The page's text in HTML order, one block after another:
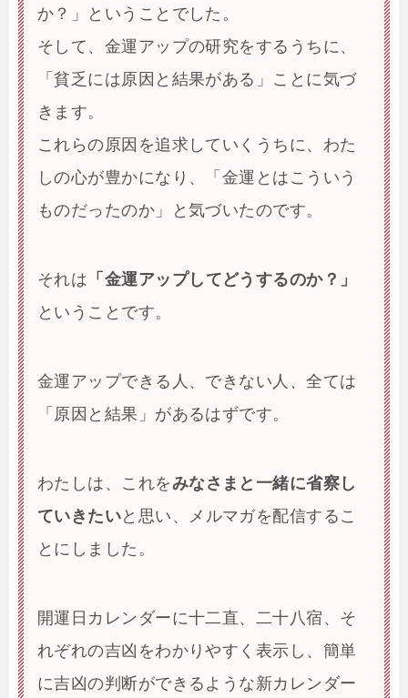
か？」ということでした。
そして、金運アップの研究をするうちに、
「貧乏には原因と結果がある」ことに気づ
きます。
これらの原因を追求していくうちに、わた
しの心が豊かになり、「金運とはこういう
ものだったのか」と気づいたのです。
それは 「金運アップしてどうするのか？」
ということです。
金運アップできる人、できない人、全ては
「原因と結果」があるはずです。
わたしは、これをみなさまと一緒に省察し
ていきたいと思い、メルマガを配信するこ
とにしました。
開運日カレンダーに十二直、二十八宿、そ
れぞれの吉凶をわかりやすく表示し、簡単
に吉凶の判断ができるような新カレンダー